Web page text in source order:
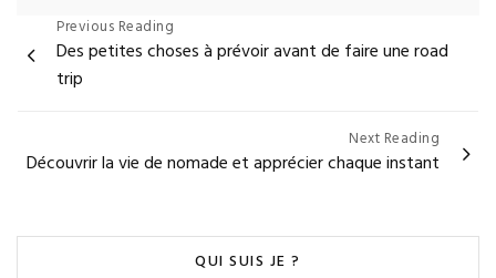
Navigation
de
l’article
Previous Reading
Des petites choses à prévoir avant de faire une road
trip
Next Reading
Découvrir la vie de nomade et apprécier chaque instant
QUI SUIS JE ?